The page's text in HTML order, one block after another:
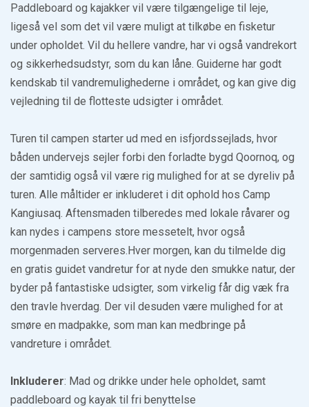
Paddleboard og kajakker vil være tilgængelige til leje,
ligeså vel som det vil være muligt at tilkøbe en fisketur
under opholdet. Vil du hellere vandre, har vi også vandrekort
og sikkerhedsudstyr, som du kan låne. Guiderne har godt
kendskab til vandremulighederne i området, og kan give dig
vejledning til de flotteste udsigter i området.
Turen til campen starter ud med en isfjordssejlads, hvor
båden undervejs sejler forbi den forladte bygd Qoornoq, og
der samtidig også vil være rig mulighed for at se dyreliv på
turen. Alle måltider er inkluderet i dit ophold hos Camp
Kangiusaq. Aftensmaden tilberedes med lokale råvarer og
kan nydes i campens store messetelt, hvor også
morgenmaden serveres.Hver morgen, kan du tilmelde dig
en gratis guidet vandretur for at nyde den smukke natur, der
byder på fantastiske udsigter, som virkelig får dig væk fra
den travle hverdag. Der vil desuden være mulighed for at
smøre en madpakke, som man kan medbringe på
vandreture i området.
Inkluderer: Mad og drikke under hele opholdet, samt
paddleboard og kayak til fri benyttelse